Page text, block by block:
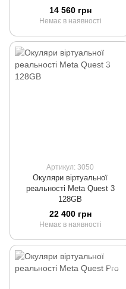
14 560 грн
Немає в наявності
Артикул: 3050
Окуляри віртуальної
реальності Meta Quest 3
128GB
22 400 грн
Немає в наявності